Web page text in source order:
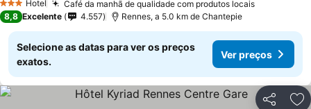
3 EstrelasHotel Café da manhã de qualidade com produtos locais
8,8 Excelente 4.557 Rennes, a 5.0 km de Chantepie
Selecione as datas para ver os preços
exatos.
Ver preços
Partilhar